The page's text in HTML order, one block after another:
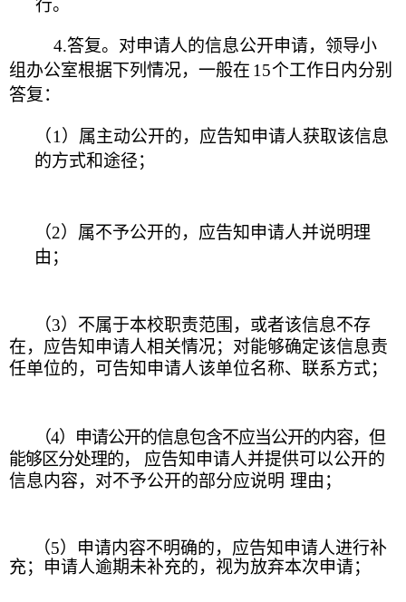
行。
4.答复。对申请人的信息公开申请，领导小
组办公室根据下列情况，一般在 15个工作日内分别
答复：
（1）属主动公开的，应告知申请人获取该信息
的方式和途径；
（2）属不予公开的，应告知申请人并说明理
由；
（3）不属于本校职责范围，或者该信息不存
在，应告知申请人相关情况；对能够确定该信息责
任单位的，可告知申请人该单位名称、 联系方式；
（4）申请公开的信息包含不应当公开的内容，但
能够区分处理的，
应告知申请人并提供可以公开的
信息内容，对不予公开的部分应说明 理由；
（5）申请内容不明确的，应告知申请人进行补
充；申请人逾期未补充的，视为放弃本次申请；